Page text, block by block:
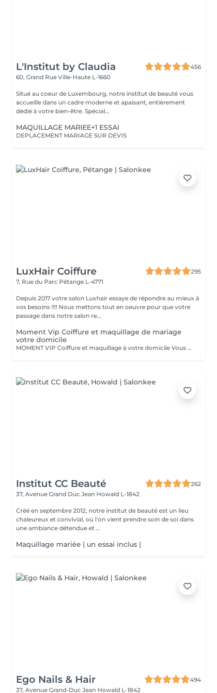
L'Institut by Claudia
456
60, Grand Rue Ville-Haute L-1660
Situé au coeur de Luxembourg, notre institut de beauté vous
accueille dans un cadre moderne et apaisant, entièrement
dédié à votre bien-être. Spécial...
MAQUILLAGE MARIEE+1 ESSAI
DEPLACEMENT MARIAGE SUR DEVIS
LuxHair Coiffure
295
7, Rue du Parc Pétange L-4771
Depuis 2017 votre salon Luxhair essaye de répondre au mieux à
vos besoins !!!! Nous mettons tout en oeuvre pour que votre
passage dans notre salon re...
Moment Vip Coiffure et maquillage de mariage
votre domicile
MOMENT VIP Coiffure et maquillage à votre domicile Vous vous mariez bientôt ??? Félicitations ! Pour que ce jour soit unique et parfait,laissez-nous prendre soin de vous. Inoubliable: Votre Moment d'Exception"Votre mariage est bien plus qu'un simple événement - c'est un chapitre magique dans l'histoire de votre vie. Chez nous, nous célébrons votre unicité et mettons en valeur votre beauté naturelle pour faire de ce jour le plus mémorable de votre vie. Votre Beauté, Notre Priorité: Parce que vous êtes la personne la plus importante pour ce moment d'exception, notre équipe dévouée de coiffeurs et de maquilleurs met tout en uvre pour vous sublimer, en accord avec votre style personnel et votre vision pour le grand jour. Coiffure de Rêve: De la sophistication classique à l'audace moderne, nous créons des coiffures qui capturent l'essence de votre personnalité et complètent à la perfection votre tenue de mariée, vous faisant rayonner de confiance et d'élégance. Maquillage Élégant: Avec une touche experte, notre équipe de maquilleurs vous offre un look qui met en valeur votre beauté naturelle tout en résistant aux larmes de joie et en vous assurant une allure impeccable tout au long de la journée. Votre Moment, parce que ce jour vous appartient, nous vous offrons un moment de luxe et d'intimité où vous pouvez vous détendre et vous préparer en toute sérénité, sachant que vous êtes entre de bonnes mains. Laissez -nous vous aider à créer des souvenirs inoubliables
Institut CC Beauté
262
37, Avenue Grand Duc Jean Howald L-1842
Créé en septembre 2012, notre institut de beauté est un lieu
chaleureux et convivial, où l'on vient prendre soin de soi dans
une ambiance détendue et ...
Maquillage mariée | un essai inclus |
Ego Nails & Hair
494
37, Avenue Grand-Duc Jean Howald L-1842